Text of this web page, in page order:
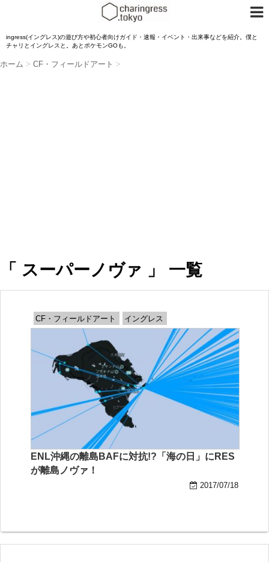
ingress(イングレス)の遊び方や初心者向けガイド・速報・イベント・出来事などを紹介。僕と
チャリとイングレスと。あとポケモンGOも。
ホーム > CF・フィールドアート >
「 スーパーノヴァ 」 一覧
CF・フィールドアート イングレス
ENL沖縄の離島BAFに対抗!?「海の日」にRES
が離島ノヴァ！
2017/07/18